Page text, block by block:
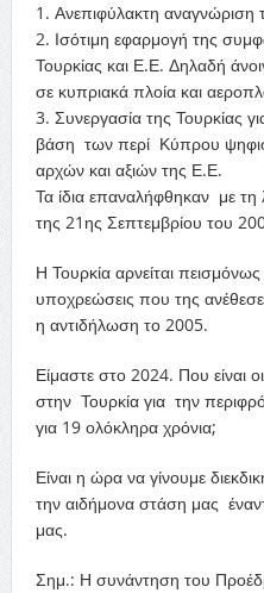
1. Ανεπιφύλακτη αναγνώριση
2. Ισότιμη εφαρμογή της
Τουρκίας και Ε.Ε. Δηλαδή
σε κυπριακά πλοία και
3. Συνεργασία της Τουρκίας
βάση των περί Κύπρου
αρχών και αξιών της Ε.Ε.
Τα ίδια επαναλήφθηκαν με
της 21ης Σεπτεμβρίου του
Η Τουρκία αρνείται πεισμόνως
υποχρεώσεις που της
η αντιδήλωση το 2005.
Είμαστε στο 2024. Που είναι
στην Τουρκία για την
για 19 ολόκληρα χρόνια;
Είναι η ώρα να γίνουμε
την αιδήμονα στάση μας
μας.
Σημ.: Η συνάντηση του